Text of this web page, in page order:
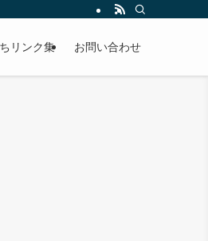
リンク集 お問い合わせ